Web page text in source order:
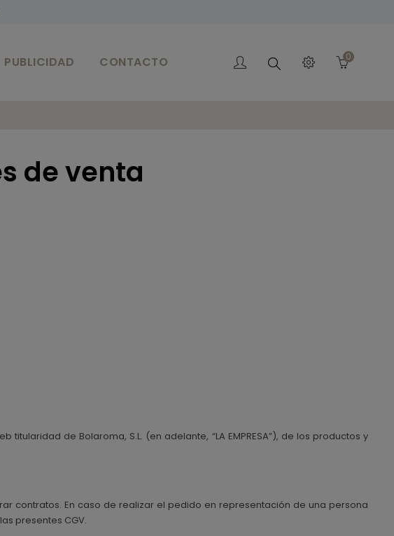
PUBLICIDAD CONTACTO Buscar 0
de venta
de Bolaroma, S.L. (en adelante, “LA EMPRESA”), de los productos y
contratos. En caso de realizar el pedido en representación de una persona
presentes CGV.